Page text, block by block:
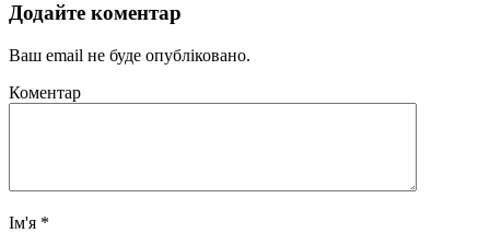
Додайте коментар
Ваш email не буде опубліковано.
Коментар
Ім'я *